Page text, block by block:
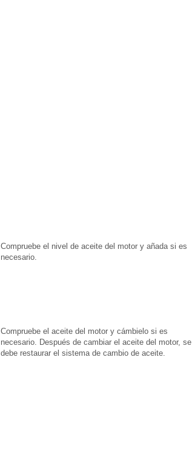
Compruebe el nivel de aceite del motor y añada si es
necesario.
Compruebe el aceite del motor y cámbielo si es
necesario. Después de cambiar el aceite del motor, se
debe restaurar el sistema de cambio de aceite.